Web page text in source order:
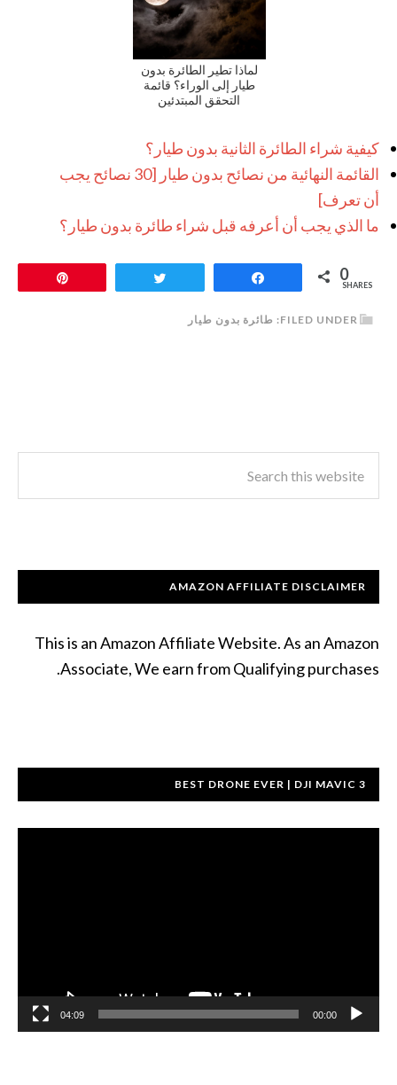
لماذا تطير الطائرة بدون
طيار إلى الوراء؟ قائمة
التحقق المبتدئين
كيفية شراء الطائرة الثانية بدون طيار؟
القائمة النهائية من نصائح بدون طيار [30 نصائح يجب
أن تعرف]
ما الذي يجب أن أعرفه قبل شراء طائرة بدون طيار؟
0
SHARES
FILED UNDER: طائرة بدون طيار
AMAZON AFFILIATE DISCLAIMER
This is an Amazon Affiliate Website. As an Amazon
Associate, We earn from Qualifying purchases.
BEST DRONE EVER | DJI MAVIC 3
00:00
04:09